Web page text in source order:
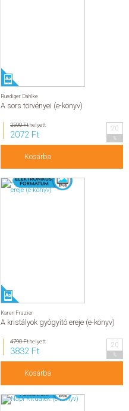
Ruediger Dahlke
A sors törvényei (e-könyv)
2590 Fthelyett
2072 Ft
20
Kosárba
Karen Frazier
A kristályok gyógyító ereje (e-könyv)
4790 Fthelyett
3832 Ft
20
Kosárba